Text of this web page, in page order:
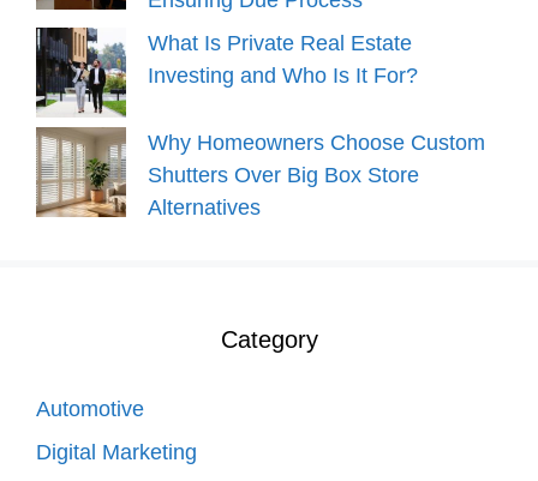
What Is Private Real Estate
Investing and Who Is It For?
Why Homeowners Choose Custom
Shutters Over Big Box Store
Alternatives
Category
Automotive
Digital Marketing